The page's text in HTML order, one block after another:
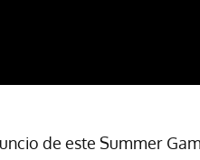
de este Summer